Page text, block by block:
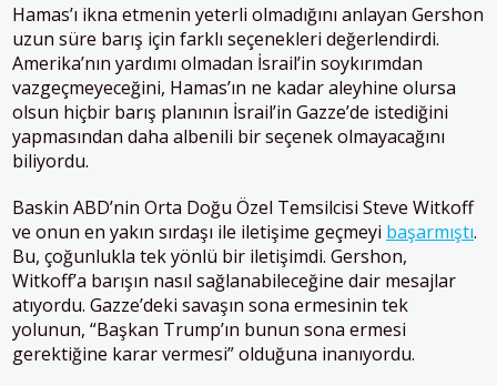
Hamas’ı ikna etmenin yeterli olmadığını anlayan Gershon
uzun süre barış için farklı seçenekleri değerlendirdi.
Amerika’nın yardımı olmadan İsrail’in soykırımdan
vazgeçmeyeceğini, Hamas’ın ne kadar aleyhine olursa
olsun hiçbir barış planının İsrail’in Gazze’de istediğini
yapmasından daha albenili bir seçenek olmayacağını
biliyordu.
Baskin ABD’nin Orta Doğu Özel Temsilcisi Steve Witkoff
ve onun en yakın sırdaşı ile iletişime geçmeyi başarmıştı.
Bu, çoğunlukla tek yönlü bir iletişimdi. Gershon,
Witkoff’a barışın nasıl sağlanabileceğine dair mesajlar
atıyordu. Gazze’deki savaşın sona ermesinin tek
yolunun, “Başkan Trump’ın bunun sona ermesi
gerektiğine karar vermesi” olduğuna inanıyordu.